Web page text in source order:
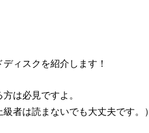
ィスクを紹介します！
は必見ですよ。
者は読まないでも大丈夫です。）